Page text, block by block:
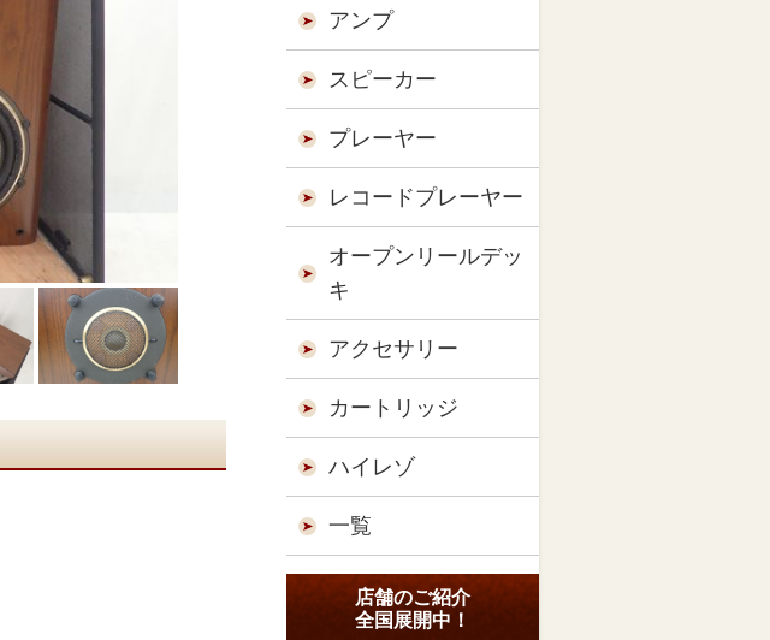
アンプ
スピーカー
プレーヤー
レコードプレーヤー
オープンリールデッ
キ
アクセサリー
カートリッジ
ハイレゾ
一覧
店舗のご紹介
全国展開中！